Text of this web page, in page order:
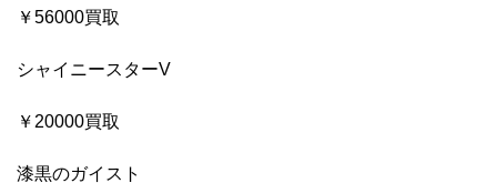
￥56000買取
シャイニースターV
￥20000買取
漆黒のガイスト